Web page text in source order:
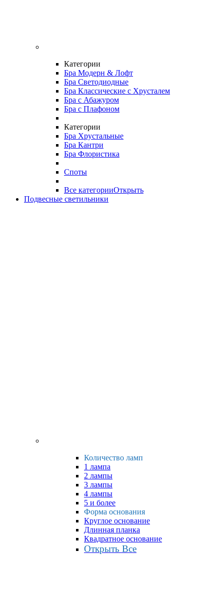
Категории
Бра Модерн & Лофт
Бра Светодиодные
Бра Классические с Хрусталем
Бра с Абажуром
Бра с Плафоном
Категории
Бра Хрустальные
Бра Кантри
Бра Флористика
Споты
Все категорииОткрыть
Подвесные светильники
Количество ламп
1 лампа
2 лампы
3 лампы
4 лампы
5 и более
Форма основания
Круглое основание
Длинная планка
Квадратное основание
Открыть Все